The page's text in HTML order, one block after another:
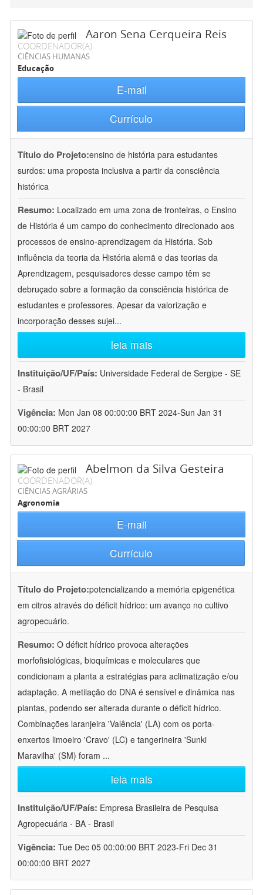
Aaron Sena Cerqueira Reis
COORDENADOR(A)
CIÊNCIAS HUMANAS
Educação
E-mail
Currículo
Título do Projeto:ensino de história para estudantes
surdos: uma proposta inclusiva a partir da consciência
histórica
Resumo: Localizado em uma zona de fronteiras, o Ensino
de História é um campo do conhecimento direcionado aos
processos de ensino-aprendizagem da História. Sob
influência da teoria da História alemã e das teorias da
Aprendizagem, pesquisadores desse campo têm se
debruçado sobre a formação da consciência histórica de
estudantes e professores. Apesar da valorização e
incorporação desses sujei...
leia mais
Instituição/UF/País: Universidade Federal de Sergipe - SE
- Brasil
Vigência: Mon Jan 08 00:00:00 BRT 2024-Sun Jan 31
00:00:00 BRT 2027
Abelmon da Silva Gesteira
COORDENADOR(A)
CIÊNCIAS AGRÁRIAS
Agronomia
E-mail
Currículo
Título do Projeto:potencializando a memória epigenética
em citros através do déficit hídrico: um avanço no cultivo
agropecuário.
Resumo: O déficit hídrico provoca alterações
morfofisiológicas, bioquímicas e moleculares que
condicionam a planta a estratégias para aclimatização e/ou
adaptação. A metilação do DNA é sensível e dinâmica nas
plantas, podendo ser alterada durante o déficit hídrico.
Combinações laranjeira 'Valência' (LA) com os porta-
enxertos limoeiro 'Cravo' (LC) e tangerineira 'Sunki
Maravilha' (SM) foram ...
leia mais
Instituição/UF/País: Empresa Brasileira de Pesquisa
Agropecuária - BA - Brasil
Vigência: Tue Dec 05 00:00:00 BRT 2023-Fri Dec 31
00:00:00 BRT 2027